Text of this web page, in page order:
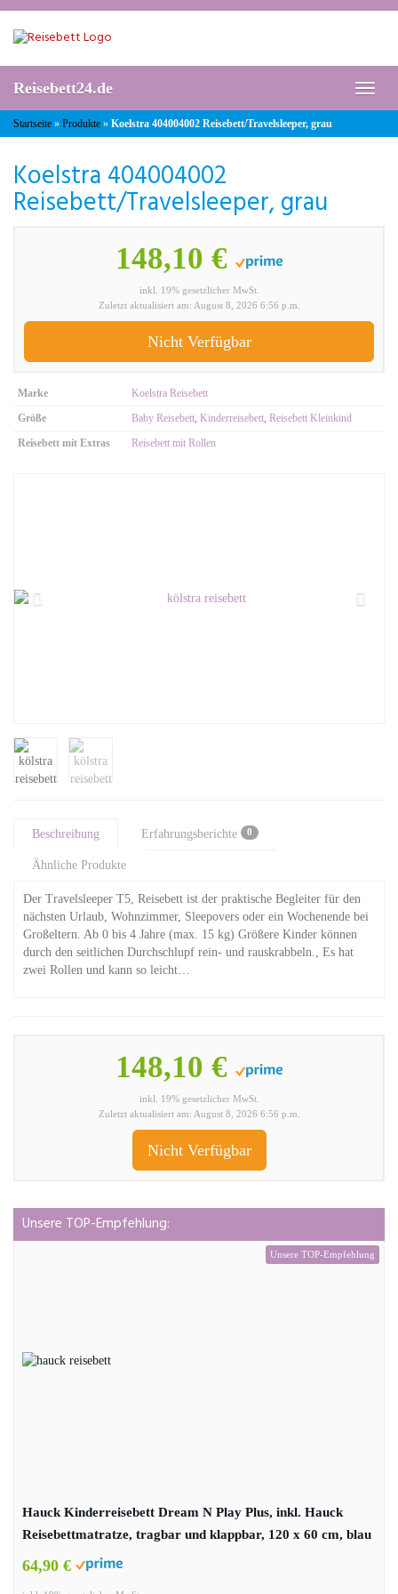
Skip
main
Toggle
Reisebett24.de
Startseite » Produkte » Koelstra 404004002 Reisebett/Travelsleeper, grau
Koelstra 404004002
Reisebett/Travelsleeper, grau
148,10 €
inkl. 19% gesetzlicher MwSt.
Zuletzt aktualisiert am: August 8, 2026 6:56 p.m.
Nicht Verfügbar
Marke
Koelstra Reisebett
Größe
Baby Reisebett, Kinderreisebett, Reisebett Kleinkind
Reisebett mit Extras
Reisebett mit Rollen
Beschreibung Erfahrungsberichte 0
Ähnliche Produkte
Der Travelsleeper T5, Reisebett ist der praktische Begleiter für den
nächsten Urlaub, Wohnzimmer, Sleepovers oder ein Wochenende bei
Großeltern. Ab 0 bis 4 Jahre (max. 15 kg) Größere Kinder können
durch den seitlichen Durchschlupf rein- und rauskrabbeln., Es hat
zwei Rollen und kann so leicht…
148,10 €
inkl. 19% gesetzlicher MwSt.
Zuletzt aktualisiert am: August 8, 2026 6:56 p.m.
Nicht Verfügbar
Unsere TOP-Empfehlung:
Unsere TOP-Empfehlung
Hauck Kinderreisebett Dream N Play Plus, inkl. Hauck
Reisebettmatratze, tragbar und klappbar, 120 x 60 cm, blau
64,90 €